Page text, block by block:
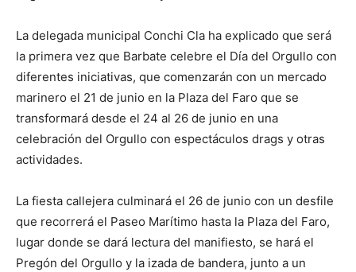
La delegada municipal Conchi Cla ha explicado que será
la primera vez que Barbate celebre el Día del Orgullo con
diferentes iniciativas, que comenzarán con un mercado
marinero el 21 de junio en la Plaza del Faro que se
transformará desde el 24 al 26 de junio en una
celebración del Orgullo con espectáculos drags y otras
actividades.
La fiesta callejera culminará el 26 de junio con un desfile
que recorrerá el Paseo Marítimo hasta la Plaza del Faro,
lugar donde se dará lectura del manifiesto, se hará el
Pregón del Orgullo y la izada de bandera, junto a un